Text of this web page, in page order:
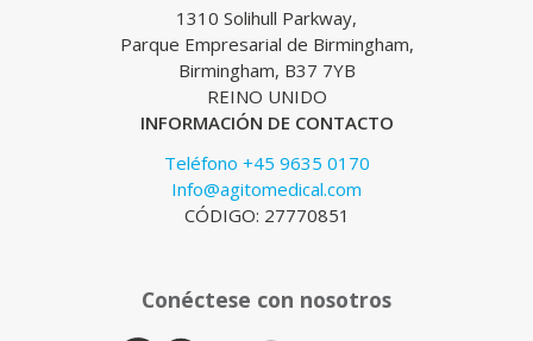
1310 Solihull Parkway,
Parque Empresarial de Birmingham,
Birmingham, B37 7YB
REINO UNIDO
INFORMACIÓN DE CONTACTO
Teléfono +45 9635 0170
Info@agitomedical.com
CÓDIGO: 27770851
Conéctese con nosotros